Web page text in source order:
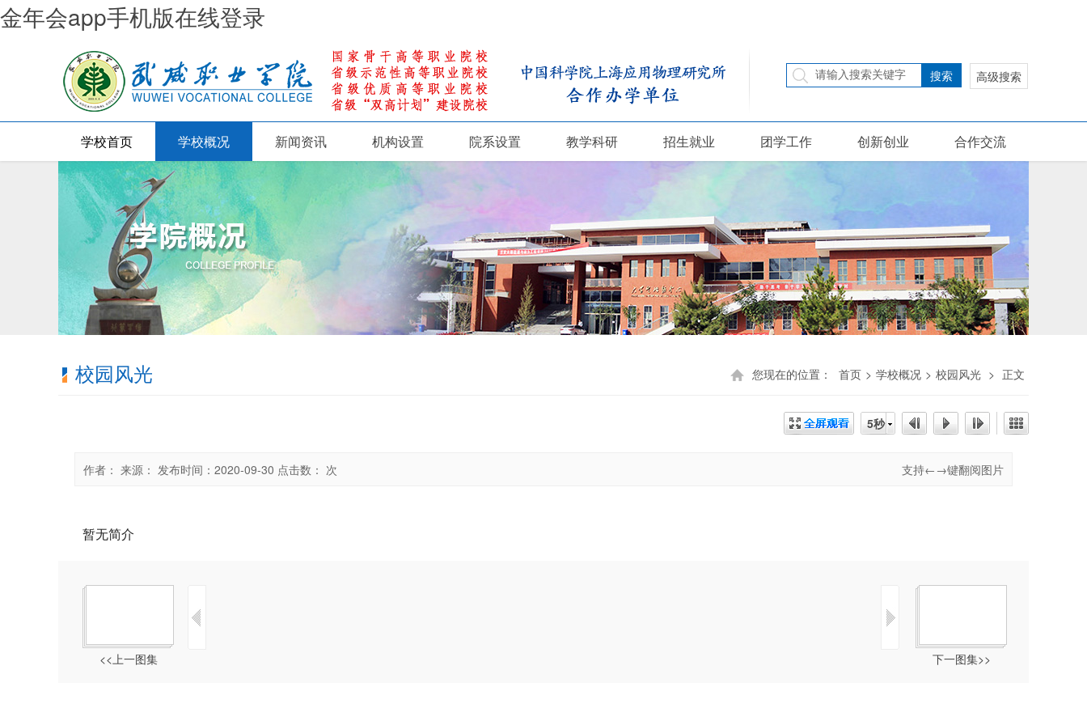
金年会app手机版在线登录
搜索 高级搜索
学校首页 学校概况 新闻资讯 机构设置 院系设置 教学科研 招生就业 团学工作 创新创业 合作交流
您现在的位置： 首页 > 学校概况 > 校园风光 > 正文
校园风光
5秒
作者： 来源： 发布时间：2020-09-30 点击数： 次 支持←→键翻阅图片
暂无简介
<<上一图集 下一图集>>